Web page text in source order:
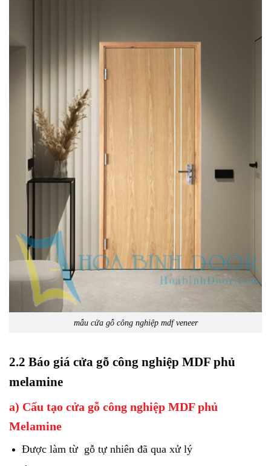
mẫu cửa gỗ công nghiệp mdf veneer
2.2 Báo giá cửa gỗ công nghiệp MDF phủ
melamine
a) Cấu tạo cửa gỗ công nghiệp MDF phủ
Melamine
Được làm từ gỗ tự nhiên đã qua xử lý